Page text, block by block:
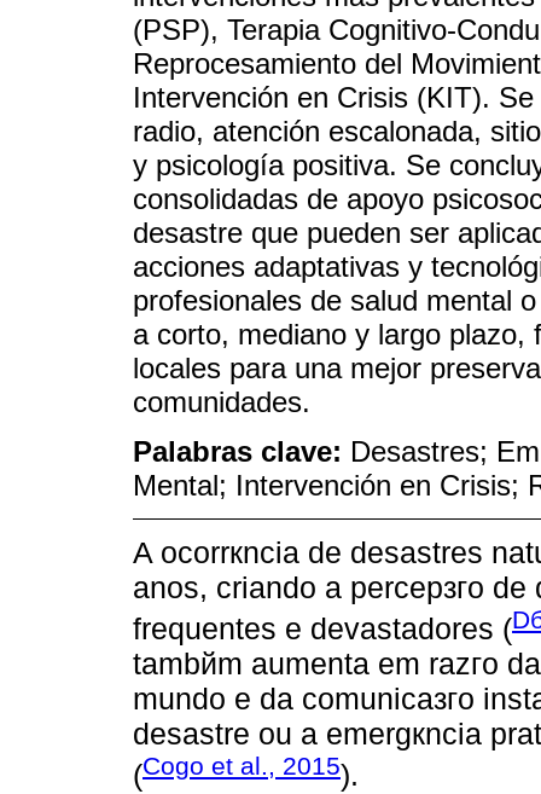
(PSP), Terapia Cognitivo-
Reprocesamiento del
Intervención en Crisis (KIT).
radio, atención escalonada,
y psicología positiva. Se
consolidadas de apoyo
desastre que pueden ser
acciones adaptativas y
profesionales de salud mental
a corto, mediano y largo
locales para una mejor
comunidades.
Palabras clave: Desastres;
Mental; Intervención en Crisis;
A ocorrкncia de desastres
anos, criando a percepзгo
frequentes e devastadores (
tambйm aumenta em razгo
mundo e da comunicaзгo
desastre ou а emergкncia
(Cogo et al., 2015).